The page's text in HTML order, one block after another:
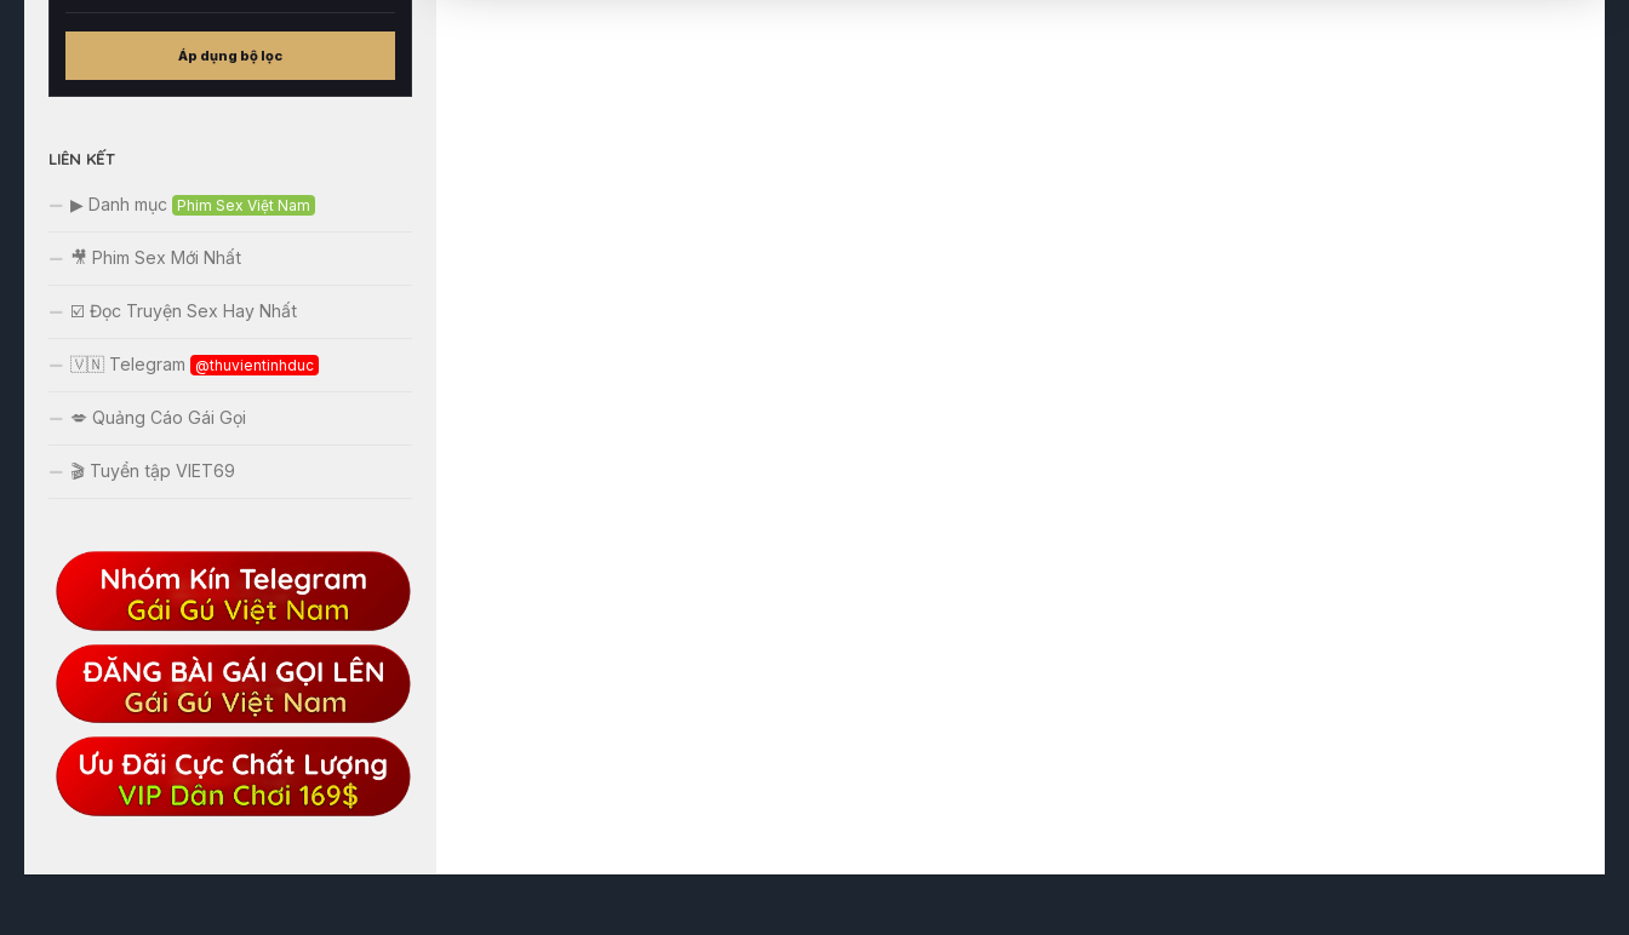
nặng
khảo
Áp dụng bộ lọc
LIÊN KẾT
▶ Danh mục Phim Sex Việt Nam
🎥 Phim Sex Mới Nhất
☑️ Đọc Truyện Sex Hay Nhất
🇻🇳 Telegram @thuvientinhduc
💋 Quảng Cáo Gái Gọi
🎬 Tuyển tập VIET69